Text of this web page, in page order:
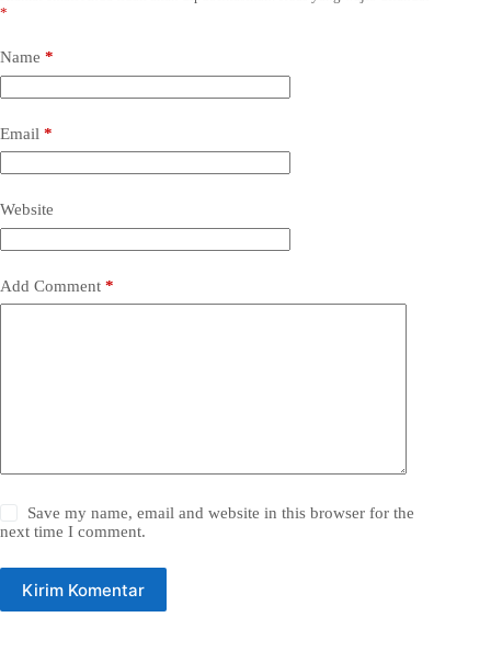
*
Name *
Email *
Website
Add Comment *
Save my name, email and website in this browser for the
next time I comment.
Kirim Komentar